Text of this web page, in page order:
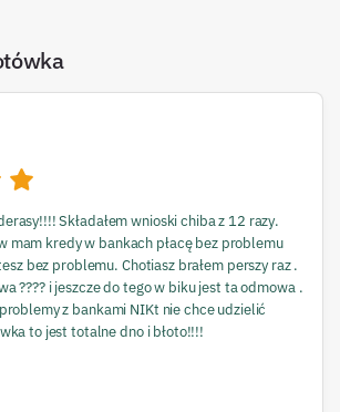
Składałem wnioski chiba z 12 razy.
mam kredy w bankach płacę bez problemu
bez problemu. Chotiasz brałem perszy raz .
???? i jeszcze do tego w biku jest ta odmowa .
z bankami NIKt nie chce udzielić
to jest totalne dno i błoto!!!!